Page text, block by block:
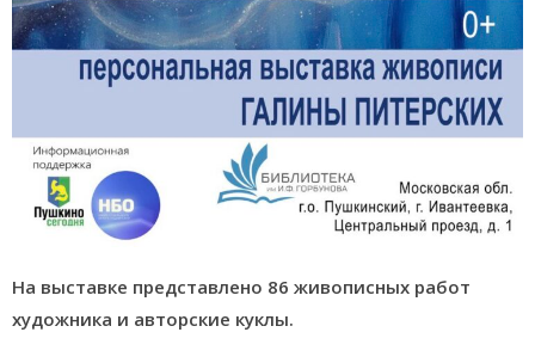
На выставке представлено 86 живописных работ
художника и авторские куклы.